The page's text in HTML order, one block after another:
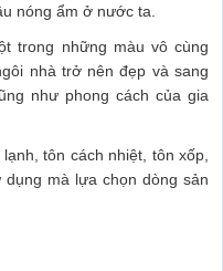
nóng ẩm ở nước ta.
trong những màu vô cùng
nhà trở nên đẹp và sang
như phong cách của gia
tôn cách nhiệt, tôn xốp,
mà lựa chọn dòng sản